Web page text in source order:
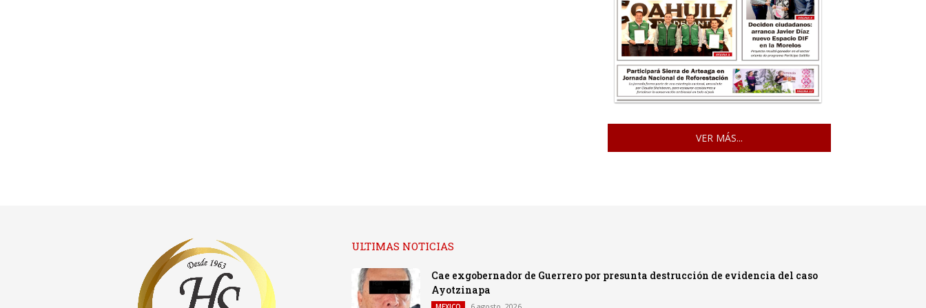
VER MÁS...
ULTIMAS NOTICIAS
Cae exgobernador de Guerrero por presunta destrucción de evidencia del caso
Ayotzinapa